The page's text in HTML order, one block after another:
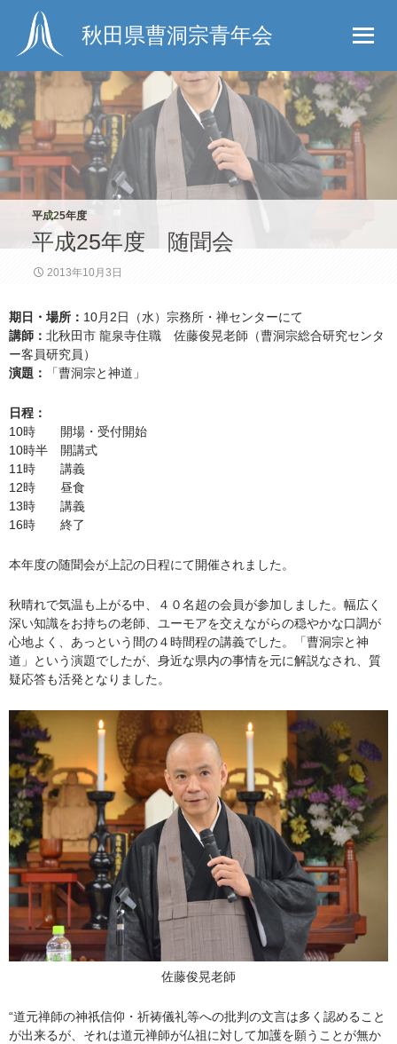
秋田県曹洞宗青年会
平成25年度
平成25年度 随聞会
2013年10月3日
期日・場所： 10月2日（水）宗務所・禅センターにて
講師： 北秋田市 龍泉寺住職 佐藤俊晃老師（曹洞宗総合研究センタ
ー客員研究員）
演題：
「曹洞宗と神道」
日程：
10時 開場・受付開始
10時半 開講式
11時 講義
12時 昼食
13時 講義
16時 終了
本年度の随聞会が上記の日程にて開催されました。
秋晴れで気温も上がる中、４０名超の会員が参加しました。幅広く
深い知識をお持ちの老師、ユーモアを交えながらの穏やかな口調が
心地よく、あっという間の４時間程の講義でした。「曹洞宗と神
道」という演題でしたが、身近な県内の事情を元に解説なされ、質
疑応答も活発となりました。
佐藤俊晃老師
“道元禅師の神祇信仰・祈祷儀礼等への批判の文言は多く認めること
が出来るが、それは道元禅師が仏祖に対して加護を願うことが無か